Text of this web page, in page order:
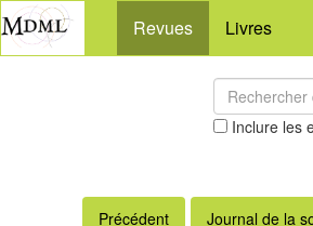
Revues Livres
Inclure les
Précédent Journal de la